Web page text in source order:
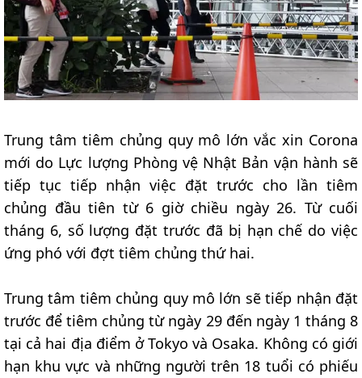
Trung tâm tiêm chủng quy mô lớn vắc xin Corona
mới do Lực lượng Phòng vệ Nhật Bản vận hành sẽ
tiếp tục tiếp nhận việc đặt trước cho lần tiêm
chủng đầu tiên từ 6 giờ chiều ngày 26. Từ cuối
tháng 6, số lượng đặt trước đã bị hạn chế do việc
ứng phó với đợt tiêm chủng thứ hai.
Trung tâm tiêm chủng quy mô lớn sẽ tiếp nhận đặt
trước để tiêm chủng từ ngày 29 đến ngày 1 tháng 8
tại cả hai địa điểm ở Tokyo và Osaka. Không có giới
hạn khu vực và những người trên 18 tuổi có phiếu